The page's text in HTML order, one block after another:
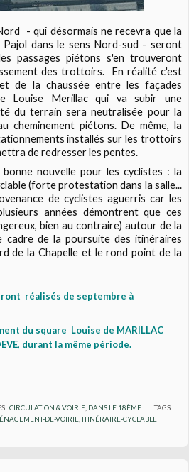
- qui désormais ne recevra que la
dans le sens Nord-sud - seront
passages piétons s'en trouveront
des trottoirs. En réalité c'est
de la chaussée entre les façades
Louise Merillac qui va subir une
du terrain sera neutralisée pour la
cheminement piétons. De même, la
installés sur les trottoirs
de redresser les pentes.
bonne nouvelle pour les cyclistes : la
(forte protestation dans la salle...
de cyclistes aguerris car les
années démontrent que ces
bien au contraire) autour de la
cadre de la poursuite des itinéraires
de la Chapelle et le rond point de la
réalisés de septembre à
du square Louise de MARILLAC
durant la même période.
:CIRCULATION & VOIRIE, DANS LE 18ÈME
TAGS :
DE-VOIRIE ITINÉRAIRE-CYCLABLE